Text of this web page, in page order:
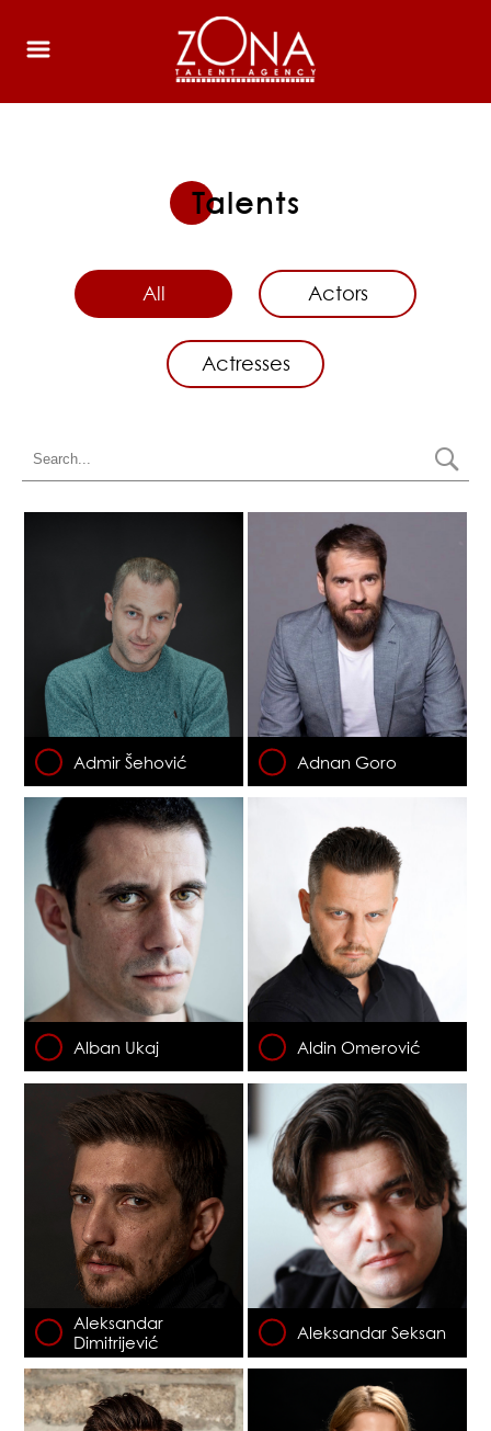
Talents
All Actors
Actresses
Admir Šehović Adnan Goro
Alban Ukaj Aldin Omerović
Aleksandar
Dimitrijević
Aleksandar Seksan